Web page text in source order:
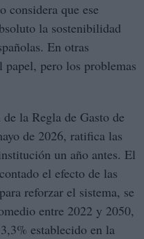
considera que ese
la sostenibilidad
En otras
papel, pero los problemas
la Regla de Gasto de
de 2026, ratifica las
un año antes. El
el efecto de las
reforzar el sistema, se
entre 2022 y 2050,
establecido en la